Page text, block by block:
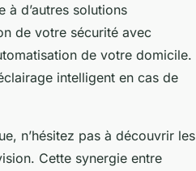
à d’autres solutions
de votre sécurité avec
de votre domicile.
intelligent en cas de
n’hésitez pas à découvrir les
Cette synergie entre